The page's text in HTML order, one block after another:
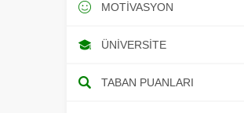
MOTIVASYON
ÜNIVERSITE
TABAN PUANLARI